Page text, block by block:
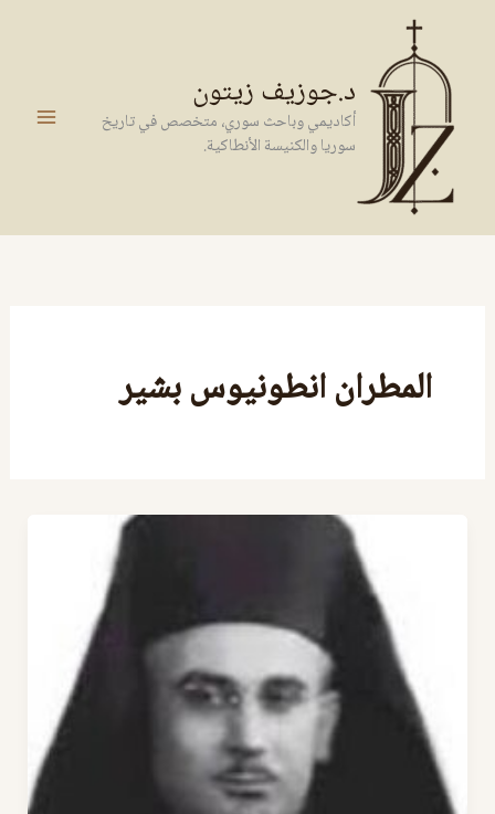
المحتوى
د.جوزيف زيتون
أكاديمي وباحث سوري، متخصص في تاريخ
سوريا والكنيسة الأنطاكية.
المطران انطونيوس بشير